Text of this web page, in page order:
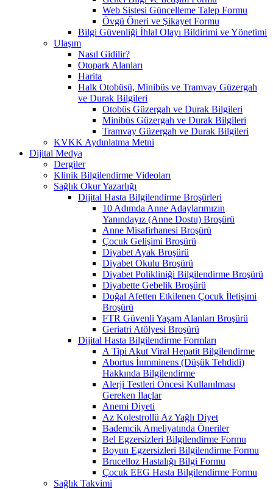
Web Sistesi Güncelleme Talep Formu
Övgü Öneri ve Şikayet Formu
Bilgi Güvenliği İhlal Olayı Bildirimi ve Yönetimi
Ulaşım
Nasıl Gidilir?
Otopark Alanları
Harita
Halk Otobüsü, Minibüs ve Tramvay Güzergah
ve Durak Bilgileri
Otobüs Güzergah ve Durak Bilgileri
Minibüs Güzergah ve Durak Bilgileri
Tramvay Güzergah ve Durak Bilgileri
KVKK Aydınlatma Metni
Dijital Medya
Dergiler
Klinik Bilgilendirme Videoları
Sağlık Okur Yazarlığı
Dijital Hasta Bilgilendirme Broşürleri
10 Adımda Anne Adaylarımızın
Yanındayız (Anne Dostu) Broşürü
Anne Misafirhanesi Broşürü
Çocuk Gelişimi Broşürü
Diyabet Ayak Broşürü
Diyabet Okulu Broşürü
Diyabet Polikliniği Bilgilendirme Broşürü
Diyabette Gebelik Broşürü
Doğal Afetten Etkilenen Çocuk İletişimi
Broşürü
FTR Güvenli Yaşam Alanları Broşürü
Geriatri Atölyesi Broşürü
Dijital Hasta Bilgilendirme Formları
A Tipi Akut Viral Hepatit Bilgilendirme
Abortus İnmminens (Düşük Tehdidi)
Hakkında Bilgilendirme
Alerji Testleri Öncesi Kullanılması
Gereken İlaçlar
Anemi Diyeti
Az Kolestrollü Az Yağlı Diyet
Bademcik Ameliyatında Öneriler
Bel Egzersizleri Bilgilendirme Formu
Boyun Egzersizleri Bilgilendirme Formu
Brucelloz Hastalığı Bilgi Formu
Çocuk EEG Hasta Bilgilendirme Formu
Sağlık Takvimi